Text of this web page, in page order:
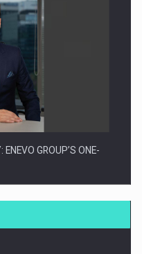
ENEVO GROUP’S ONE-